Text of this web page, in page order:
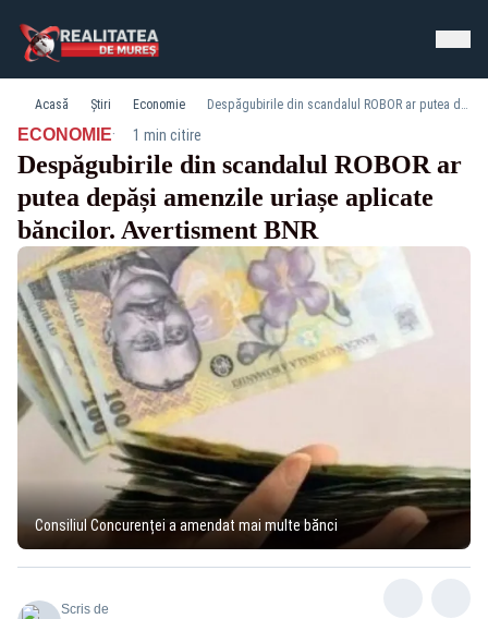
Acasă Știri Economie Despăgubirile din scandalul ROBOR ar putea depăși amenzile uriașe aplicate băncilor. Avertisment BNR
ECONOMIE· 1 min citire
Despăgubirile din scandalul ROBOR ar
putea depăși amenzile uriașe aplicate
băncilor. Avertisment BNR
Consiliul Concurenței a amendat mai multe bănci
Scris de